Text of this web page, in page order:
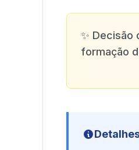
✨ Decisão
formação